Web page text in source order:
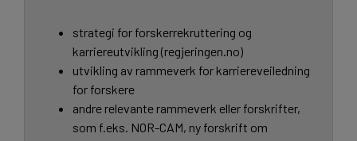
strategi for forskerrekruttering og
karriereutvikling (regjeringen.no)
utvikling av rammeverk for karriereveiledning
for forskere
andre relevante rammeverk eller forskrifter,
som f.eks. NOR-CAM, ny forskrift om